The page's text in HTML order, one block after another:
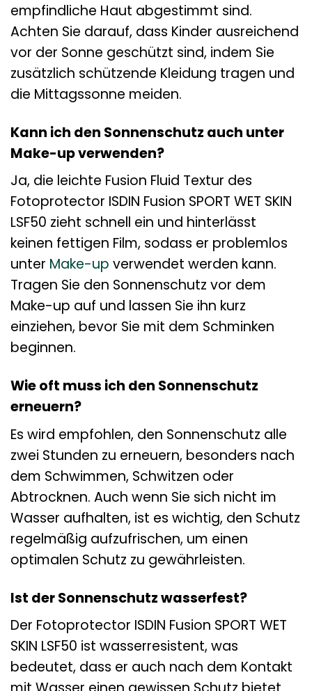
empfindliche Haut abgestimmt sind.
Achten Sie darauf, dass Kinder ausreichend
vor der Sonne geschützt sind, indem Sie
zusätzlich schützende Kleidung tragen und
die Mittagssonne meiden.
Kann ich den Sonnenschutz auch unter
Make-up verwenden?
Ja, die leichte Fusion Fluid Textur des
Fotoprotector ISDIN Fusion SPORT WET SKIN
LSF50 zieht schnell ein und hinterlässt
keinen fettigen Film, sodass er problemlos
unter Make-up verwendet werden kann.
Tragen Sie den Sonnenschutz vor dem
Make-up auf und lassen Sie ihn kurz
einziehen, bevor Sie mit dem Schminken
beginnen.
Wie oft muss ich den Sonnenschutz
erneuern?
Es wird empfohlen, den Sonnenschutz alle
zwei Stunden zu erneuern, besonders nach
dem Schwimmen, Schwitzen oder
Abtrocknen. Auch wenn Sie sich nicht im
Wasser aufhalten, ist es wichtig, den Schutz
regelmäßig aufzufrischen, um einen
optimalen Schutz zu gewährleisten.
Ist der Sonnenschutz wasserfest?
Der Fotoprotector ISDIN Fusion SPORT WET
SKIN LSF50 ist wasserresistent, was
bedeutet, dass er auch nach dem Kontakt